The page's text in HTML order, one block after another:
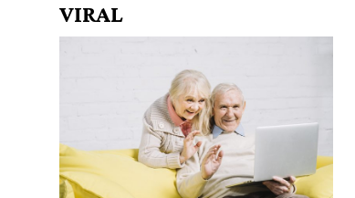
VIRAL